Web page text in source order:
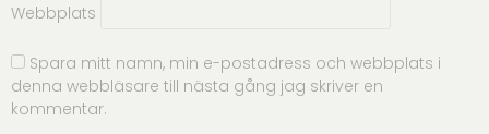
Webbplats
Spara mitt namn, min e-postadress och webbplats i
denna webbläsare till nästa gång jag skriver en
kommentar.